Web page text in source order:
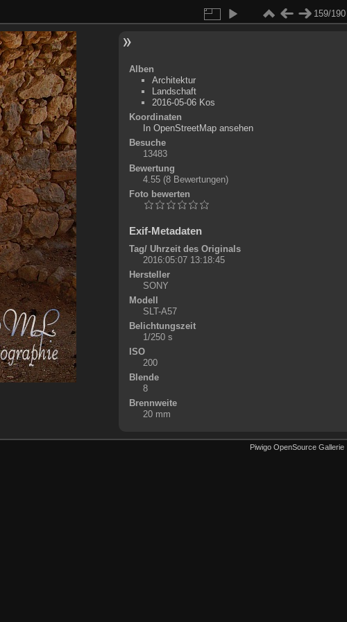
159/190
Alben
Architektur
Landschaft
2016-05-06 Kos
Koordinaten
+
-
In OpenStreetMap ansehen
Besuche
13483
Bewertung
4.55 (8 Bewertungen)
Foto bewerten
Exif-Metadaten
Tag/ Uhrzeit des Originals
2016:05:07 13:18:45
Hersteller
SONY
Modell
SLT-A57
Belichtungszeit
1/250 s
ISO
200
Blende
8
Brennweite
20 mm
Piwigo OpenSource Gallerie